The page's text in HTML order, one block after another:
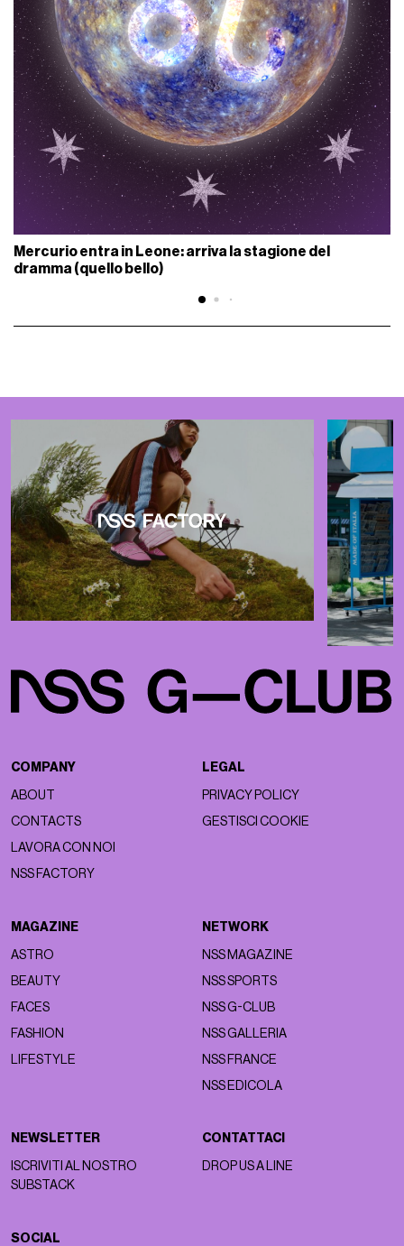
Mercurio entra in Leone: arriva la stagione del
dramma (quello bello)
COMPANY
ABOUT
CONTACTS
LAVORA CON NOI
NSS FACTORY
LEGAL
PRIVACY POLICY
GESTISCI COOKIE
MAGAZINE
ASTRO
BEAUTY
FACES
FASHION
LIFESTYLE
NETWORK
NSS MAGAZINE
NSS SPORTS
NSS G-CLUB
NSS GALLERIA
NSS FRANCE
NSS EDICOLA
NEWSLETTER
ISCRIVITI AL NOSTRO
SUBSTACK
CONTATTACI
DROP US A LINE
SOCIAL